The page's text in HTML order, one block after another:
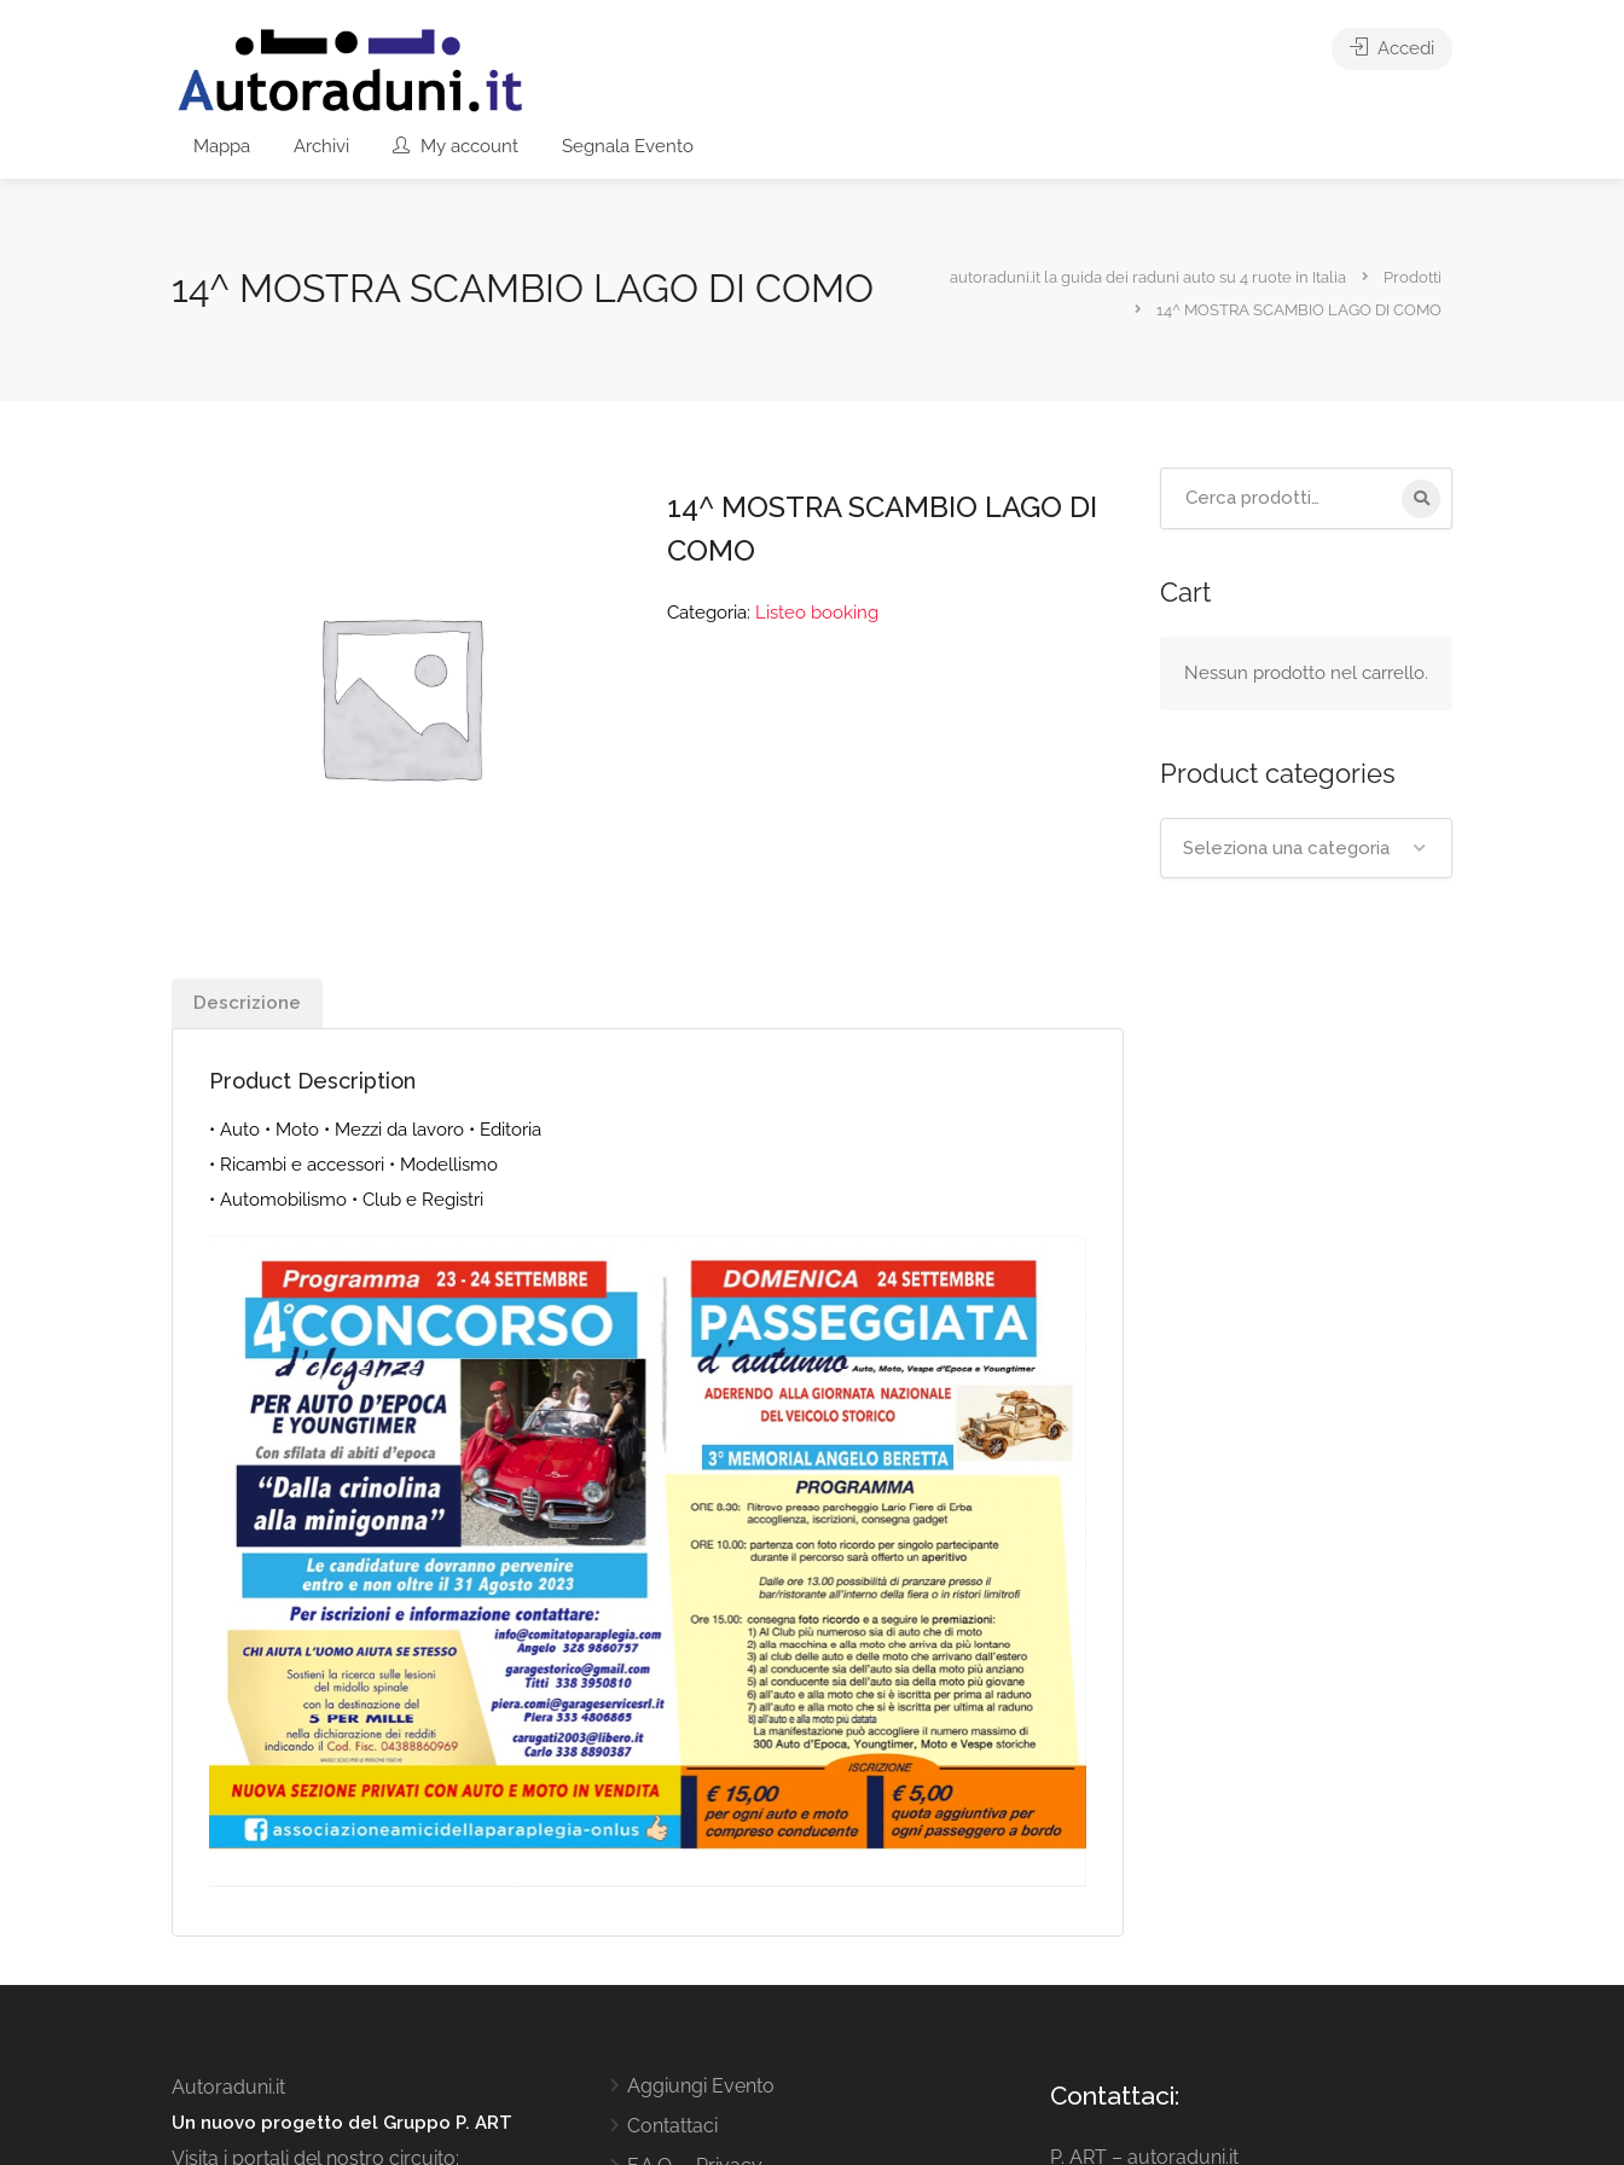
Mappa Archivi My account Segnala Evento
Accedi
14^ MOSTRA SCAMBIO LAGO DI COMO autoraduni.it la guida dei raduni auto su 4 ruote in Italia
Prodotti
14^ MOSTRA SCAMBIO LAGO DI COMO
14^ MOSTRA SCAMBIO LAGO DI
COMO
Categoria: Listeo booking
Descrizione
Product Description
• Auto • Moto • Mezzi da lavoro • Editoria
• Ricambi e accessori • Modellismo
• Automobilismo • Club e Registri
Cart
Nessun prodotto nel carrello.
Product categories
Seleziona una categoria
Autoraduni.it
Un nuovo progetto del Gruppo P. ART
Visita i portali del nostro circuito:
Aggiungi Evento
Contattaci
Contattaci:
P. ART – autoraduni.it